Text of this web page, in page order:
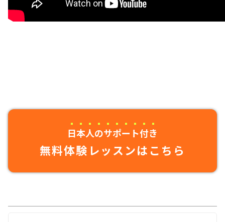
日本人のサポート付き
無料体験レッスンはこちら